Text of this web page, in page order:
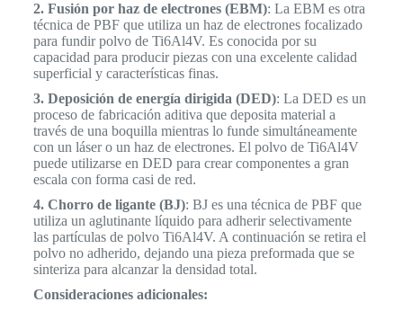
2. Fusión por haz de electrones (EBM): La EBM es otra
técnica de PBF que utiliza un haz de electrones focalizado
para fundir polvo de Ti6Al4V. Es conocida por su
capacidad para producir piezas con una excelente calidad
superficial y características finas.
3. Deposición de energía dirigida (DED): La DED es un
proceso de fabricación aditiva que deposita material a
través de una boquilla mientras lo funde simultáneamente
con un láser o un haz de electrones. El polvo de Ti6Al4V
puede utilizarse en DED para crear componentes a gran
escala con forma casi de red.
4. Chorro de ligante (BJ): BJ es una técnica de PBF que
utiliza un aglutinante líquido para adherir selectivamente
las partículas de polvo Ti6Al4V. A continuación se retira el
polvo no adherido, dejando una pieza preformada que se
sinteriza para alcanzar la densidad total.
Consideraciones adicionales: